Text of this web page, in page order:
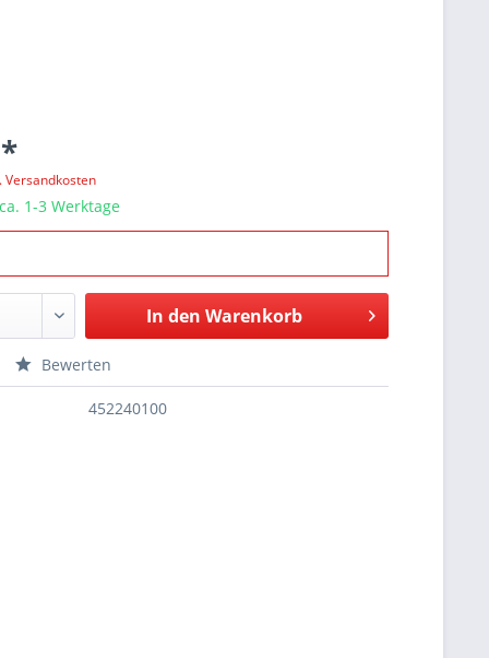
Versandkosten
1-3 Werktage
In den Warenkorb
Bewerten
452240100